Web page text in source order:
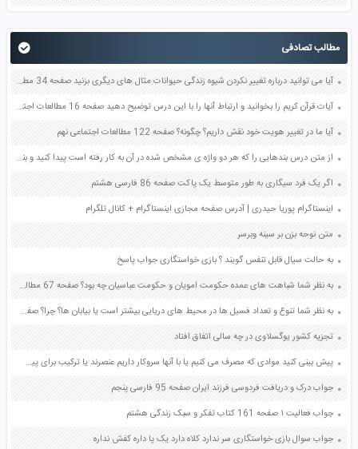
مطالب تصادفی
آیا می توانید درباره تغییر نکردن شیوه زندگی حیوانات مثال های دیگری بزنید صفحه 34 مطالعات اجتماعی چهارم
آیات قرآن کریم را بخوانید و ارتباط آنها را با این درس توضیح دهید صفحه 16 مطالعات اجتماعی نهم
آیا ما در تغییر هویت خود نقش داریم؟ چگونه؟ صفحه 122 مطالعات اجتماعی نهم
از متن درس بندهایی را که هر دو واژه ی مشخص شده در آن به کار رفته است پیدا کنید و بنویسید صفحه 99 نگارش ششم
اگر یک فرد سیگاری به طور متوسط یک پاکت صفحه 86 فارسی هشتم
اینستاگرام پوریا حیدری | آدرس صفحه مجازی اینستاگرام + کانال تلگرام
متن نوحه بزن بر سينه وبرسر
به حالت سیال قابل تنفس گویند ؟ بازی خواستگاری جواب پاسخ
به نظر شما شباهت های عمده حکومت امویان و حکومت عباسیان چه بود؟ صفحه 67 مطالعات اجتماعی هشتم
به نظر شما تنوع و تعداد فسیل ها در محیط های دریایی بیشتر است یا بیابان ها؟ چرا؟ صفحه 73 علوم نهم
تجزیه کشور یوگسلاوی در چه سالی اتفاق افتاد
پیش بینی کنید موادی که مصرف می کنیم یا با آنها سروکار داریم عنصرند یا ترکیب برای پیش بینی خود دلیل بیاورید صفحه 20 علوم هفتم
جواب درک و دریافت فردوسی فرزند ایران صفحه 95 فارسی پنجم
جواب فعالیت ۱ صفحه 161 کتاب تفکر و سبک زندگی هشتم
جواب سوال بازی خواستگاری سر ندارد کلاه دارد یک پا داره کفش نداره